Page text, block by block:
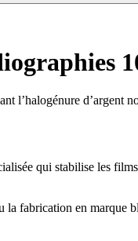
l’halogénure d’argent
qui stabilise les
la fabrication en marque